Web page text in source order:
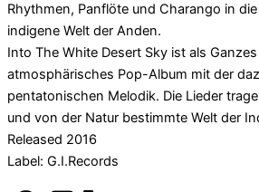
Rhythmen, Panflöte und Charango in
indigene Welt der Anden.
Into The White Desert Sky ist als
atmosphärisches Pop-Album mit der
pentatonischen Melodik. Die Lieder
und von der Natur bestimmte Welt der
Released 2016
Label: G.I.Records